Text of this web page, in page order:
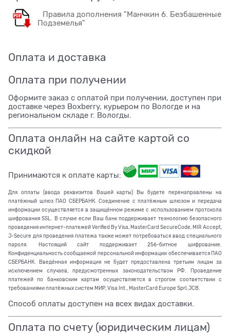
Правила дополнения "Манчкин 6. Безбашенные
Подземелья"
Оплата и доставка
Оплата при получении
Оформите заказ с оплатой при получении, доступен при
доставке через Boxberry, курьером по Вологде и на
региональном складе г. Вологды.
Оплата онлайн на сайте картой со
скидкой
Принимаются к оплате карты:
Для оплаты (ввода реквизитов Вашей карты) Вы будете перенаправлены на
платёжный шлюз ПАО СБЕРБАНК. Соединение с платёжным шлюзом и передача
информации осуществляется в защищённом режиме с использованием протокола
шифрования SSL. В случае если Ваш банк поддерживает технологию безопасного
проведения интернет-платежей Verified By Visa, MasterCard SecureCode, MIR Accept,
J-Secure для проведения платежа также может потребоваться ввод специального
пароля. Настоящий сайт поддерживает 256-битное шифрование.
Конфиденциальность сообщаемой персональной информации обеспечивается ПАО
СБЕРБАНК. Введённая информация не будет предоставлена третьим лицам за
исключением случаев, предусмотренных законодательством РФ. Проведение
платежей по банковским картам осуществляется в строгом соответствии с
требованиями платёжных систем МИР, Visa Int., MasterCard Europe Sprl, JCB.
Способ оплаты доступен на всех видах доставки.
Оплата по счету (юридическим лицам)